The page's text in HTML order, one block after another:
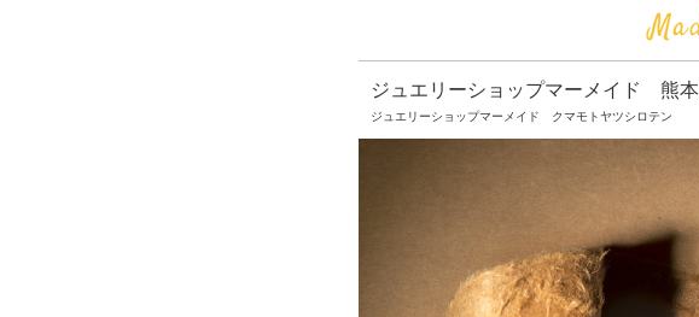
ジュエリーショップマーメイド 熊
ジュエリーショップマーメイド クマモトヤツシロテン